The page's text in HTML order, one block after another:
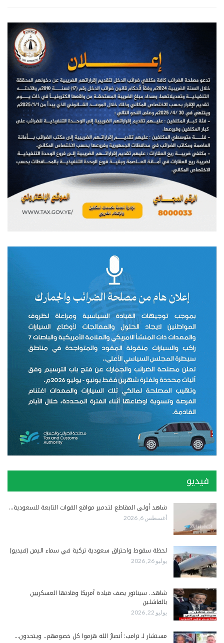
فيديو
شاهد أولى المقاطع لتدمير مواقع القوات التابعة للسعودية…
أغسطس 6, 2026
لحظة سقوط واحتراق سعودية تركية في سماء اليمن (فيديو)
يوليو 26, 2026
شاهد.. سيناتور يصف قيادة أمريكا وقادتها العسكريين
بالفاشلين
يوليو 22, 2026
مستشار لـ ترامب: أنصارُ الله هزموا كل خصومهم.. ويتحدون…